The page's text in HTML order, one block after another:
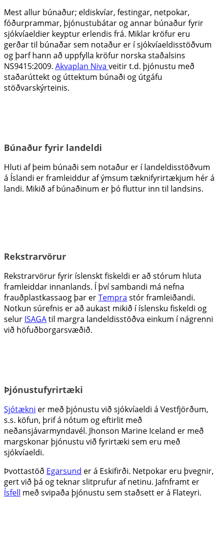
Mest allur búnaður; eldiskvíar, festingar, netpokar,
fóðurprammar, þjónustubátar og annar búnaður fyrir
sjókvíaeldier keyptur erlendis frá. Miklar kröfur eru
gerðar til búnaðar sem notaður er í sjókvíaeldisstöðvum
og þarf hann að uppfylla kröfur norska staðalsins
NS9415:2009. Akvaplan Niva veitir t.d. þjónustu með
staðarúttekt og úttektum búnaði og útgáfu
stöðvarskýrteinis.
Búnaður fyrir landeldi
Hluti af þeim búnaði sem notaður er í landeldisstöðvum
á Íslandi er framleiddur af ýmsum tæknifyrirtækjum hér á
landi. Mikið af búnaðinum er þó fluttur inn til landsins.
Rekstrarvörur
Rekstrarvörur fyrir íslenskt fiskeldi er að stórum hluta
framleiddar innanlands. Í því sambandi má nefna
frauðplastkassaog þar erTempra stór framleiðandi.
Notkun súrefnis er að aukast mikið í íslensku fiskeldi og
selur ISAGAtil margra landeldisstöðva einkum í nágrenni
við höfuðborgarsvæðið.
Þjónustufyrirtæki
Sjótækni er með þjónustu við sjókvíaeldi á Vestfjörðum,
s.s. köfun, þrif á nótum og eftirlit með
neðansjávarmyndavél. Jhonson Marine Iceland er með
margskonar þjónustu við fyrirtæki sem eru með
sjókvíaeldi.
Þvottastöð Egarsund er á Eskifirði. Netpokar eru þvegnir,
gert við þá og teknar slitprufur af netinu. Jafnframt er
Ísfell með svipaða þjónustu sem staðsett er á Flateyri.